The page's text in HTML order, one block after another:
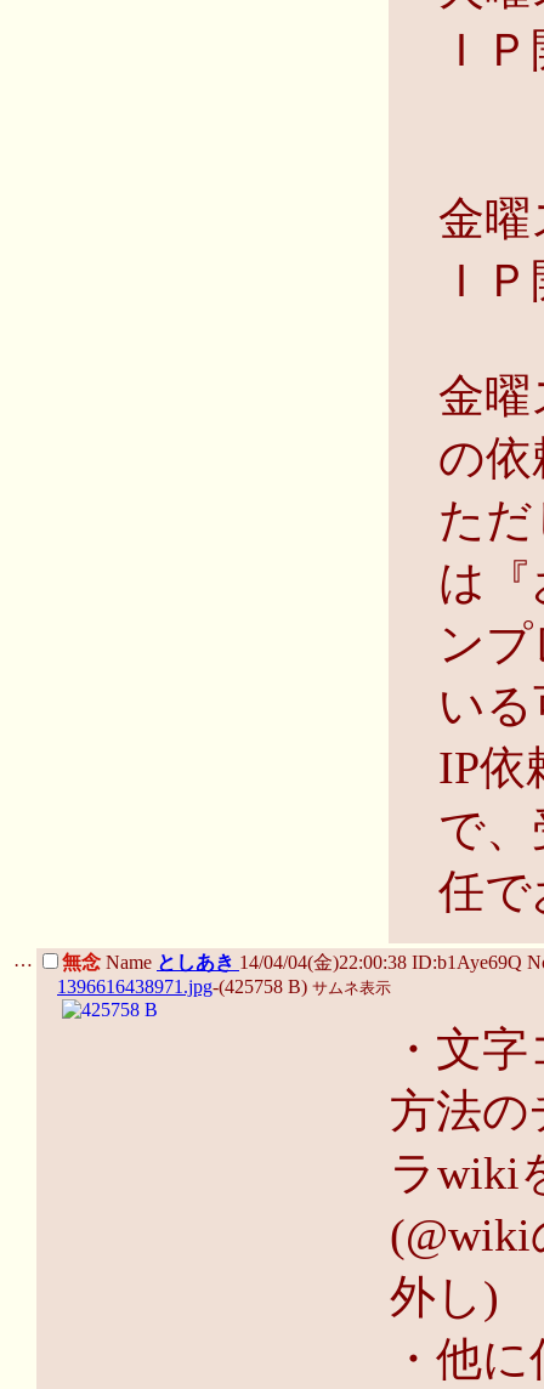
Ｉ
金
Ｉ
金
の依
た
は
ン
い
IP依
で
任で
… 無念 Name としあき 14/04/04(金)22:00:38 ID:b1Aye69Q
1396616438971.jpg-(425758 B) サムネ表示
・文
方法の
ラwiki
(@wiki
外し)
・他